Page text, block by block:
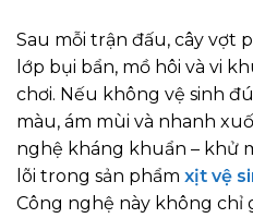
Sau mỗi trận đấu, cây vợt
lớp bụi bẩn, mồ hôi và vi
chơi. Nếu không vệ sinh
màu, ám mùi và nhanh
nghệ kháng khuẩn – khử
lõi trong sản phẩm xịt vệ
Công nghệ này không chỉ